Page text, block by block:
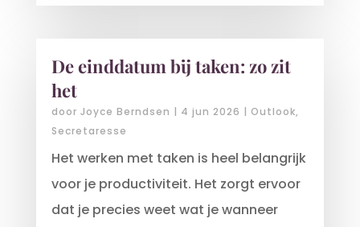
De einddatum bij taken: zo zit
het
door Joyce Berndsen | 4 jun 2026 | Outlook,
Secretaresse
Het werken met taken is heel belangrijk
voor je productiviteit. Het zorgt ervoor
dat je precies weet wat je wanneer